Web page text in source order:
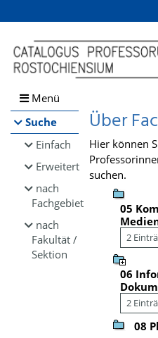
Browsen
direkt zum Inhalt
Menü
Suche
Einfach
Erweitert
nach
Fachgebiet
nach
Fakultät /
Sektion
Über
Hier können
suchen.
05
2
06
2
08